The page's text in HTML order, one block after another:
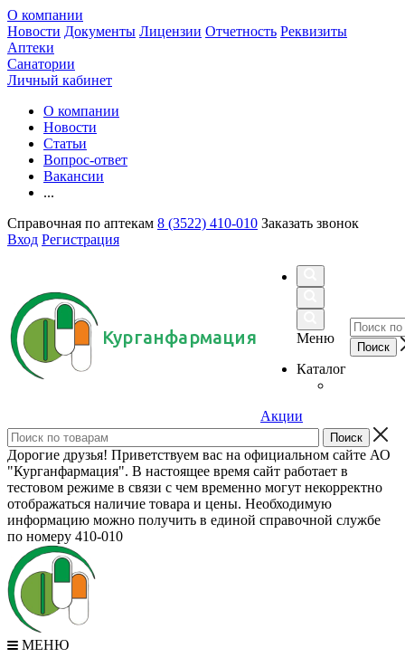
О компании
Новости Документы Лицензии Отчетность Реквизиты
Аптеки
Санатории
Личный кабинет
О компании
Новости
Статьи
Вопрос-ответ
Вакансии
...
Справочная по аптекам 8 (3522) 410-010 Заказать звонок
Вход Регистрация
Курганфармация
Меню
Каталог
Акции
Дорогие друзья! Приветствуем вас на официальном сайте АО
"Курганфармация". В настоящее время сайт работает в
тестовом режиме в связи с чем временно могут некорректно
отображаться наличие товара и цены. Необходимую
информацию можно получить в единой справочной службе
по номеру 410-010
МЕНЮ